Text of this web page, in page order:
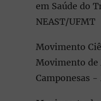
em Saúde do
NEAST/UFMT
Movimento
Movimento de
Camponesas -